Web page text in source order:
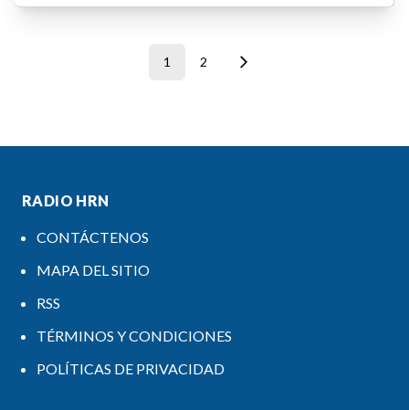
1 2
RADIO HRN
CONTÁCTENOS
MAPA DEL SITIO
RSS
TÉRMINOS Y CONDICIONES
POLÍTICAS DE PRIVACIDAD